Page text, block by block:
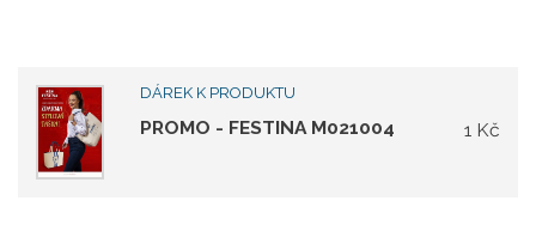
DÁREK K PRODUKTU
1 Kč
PROMO - FESTINA M021004